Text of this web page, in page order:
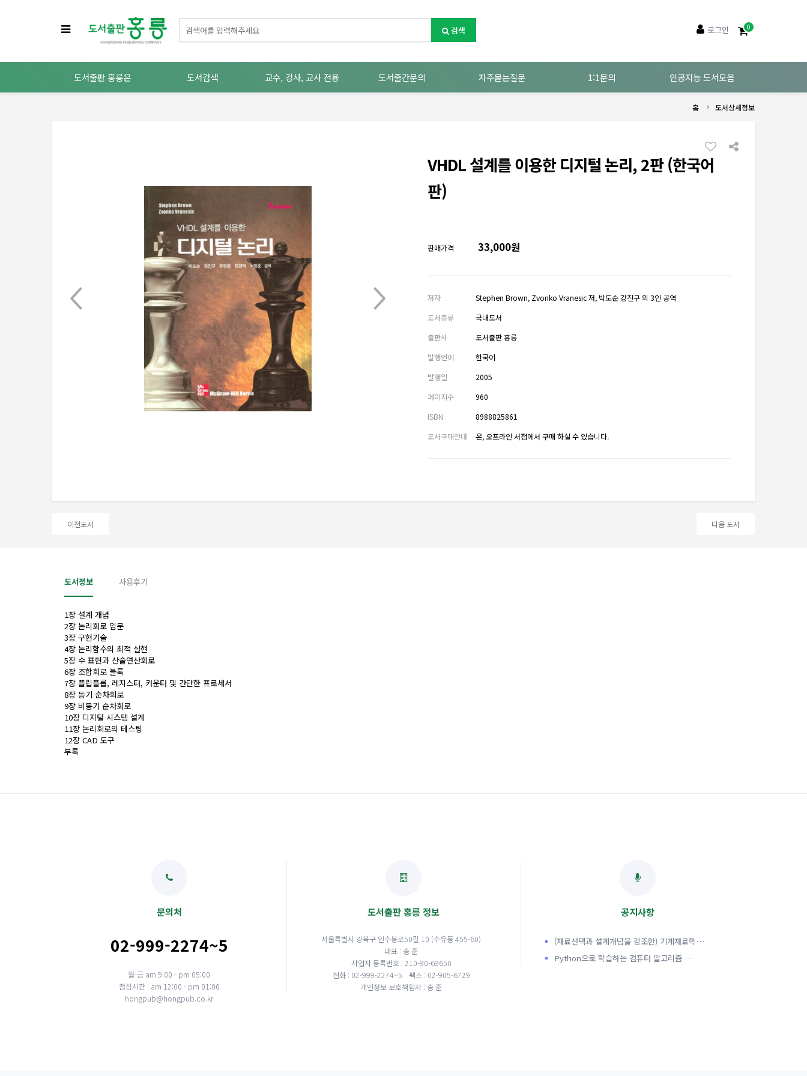
검색 로그인 0
도서출판 홍릉은 도서검색 교수, 강사, 교사 전용 도서출간문의 자주묻는질문 1:1문의 인공지능 도서모음
홈 도서상세정보
Next
VHDL 설계를 이용한 디지털 논리, 2판 (한국어
판)
판매가격 33,000원
저자
Stephen Brown, Zvonko Vranesic 저, 박도순 강진구 외 3인 공역
도서종류
국내도서
출판사
도서출판 홍릉
발행언어
한국어
발행일
2005
페이지수
960
ISBN
8988825861
도서구매안내
온, 오프라인 서점에서 구매 하실 수 있습니다.
이전도서 다음 도서
도서정보 사용후기
1장 설계 개념
2장 논리회로 입문
3장 구현기술
4장 논리함수의 최적 실현
5장 수 표현과 산술연산회로
6장 조합회로 블록
7장 플립플롭, 레지스터, 카운터 및 간단한 프로세서
8장 동기 순차회로
9장 비동기 순차회로
10장 디지털 시스템 설계
11장 논리회로의 테스팅
12장 CAD 도구
부록
문의처
02-999-2274~5
월-금 am 9:00 - pm 05:00
점심시간 : am 12:00 - pm 01:00
hongpub@hongpub.co.kr
도서출판 홍릉 정보
서울특별시 강북구 인수봉로50길 10 (수유동 455-60)
대표 : 송 준
사업자 등록번호 : 210-90-69650
전화 : 02-999-2274~5
팩스 : 02-905-6729
개인정보 보호책임자 : 송 준
공지사항
(재료선택과 설계개념을 강조한) 기계재료학…
Python으로 학습하는 컴퓨터 알고리즘 …